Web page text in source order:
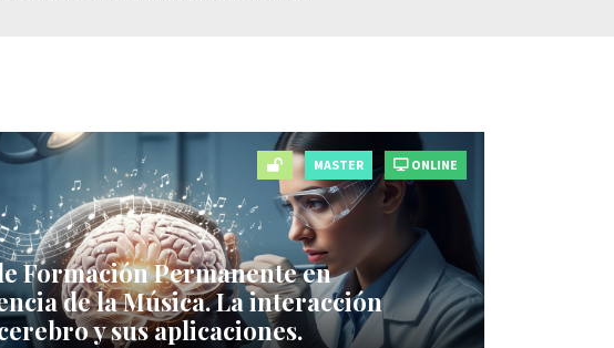
MASTER ONLINE
Formación Permanente en
de la Música. La interacción
y sus aplicaciones.